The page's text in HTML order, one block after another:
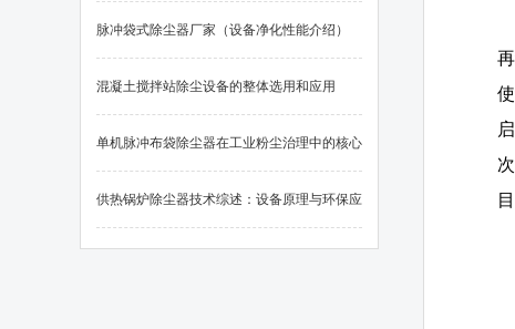
势
脉冲袋式除尘器厂家（设备净化性能介绍）
混凝土搅拌站除尘设备的整体选用和应用
单机脉冲布袋除尘器在工业粉尘治理中的核心
应用
供热锅炉除尘器技术综述：设备原理与环保应